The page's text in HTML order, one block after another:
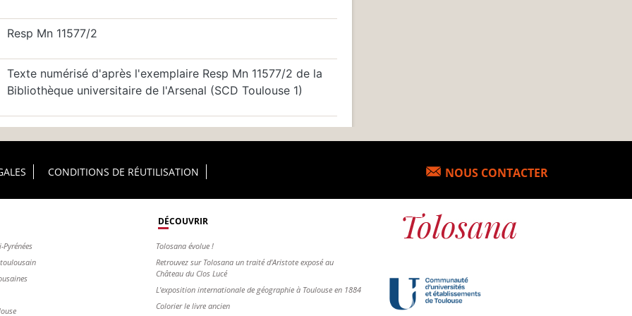
Resp Mn 11577/2
Texte numérisé d'après l'exemplaire Resp Mn 11577/2 de la
Bibliothèque universitaire de l'Arsenal (SCD Toulouse 1)
CONDITIONS DE RÉUTILISATION NOUS CONTACTER
DÉCOUVRIR
Tolosana évolue !
Retrouvez sur Tolosana un traité d'Aristote exposé au
Château du Clos Lucé
L'exposition internationale de géographie à Toulouse en 1884
Colorier le livre ancien